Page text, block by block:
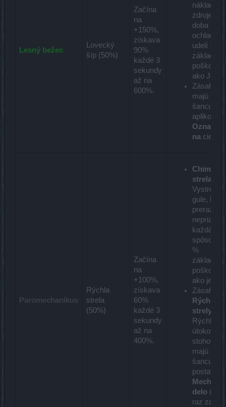
Lesný bežec
Lovecký
šíp (50%)
Začína
na
+150%,
získava
90%
každé 3
sekundy
až na
600%.
náklady
zdroje ani
doba
udelí
základné
ako Jed.
Zásahy
majú
šancu
aplikovať
na ciele
Paromechanikus
Rýchla
strela
(50%)
Začína
na
+100%,
získava
60%
každé 3
sekundy
až na
400%.
Chimera
strela:
Vystrelí 3
gule,
prerazia 5
každá
spôsobí
%
ako jed.
Zásah
strely
Rýchlosť
útokov, 10
stohov) a
majú 30%
šancu
postaviť
delo
raz za